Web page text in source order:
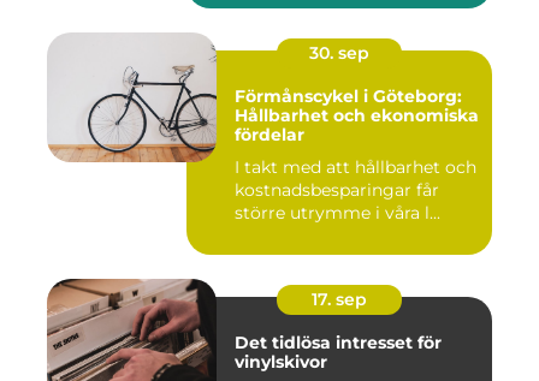
30. sep
Förmånscykel i Göteborg:
Hållbarhet och ekonomiska
fördelar
I takt med att hållbarhet och
kostnadsbesparingar får
större utrymme i våra l...
17. sep
Det tidlösa intresset för
vinylskivor